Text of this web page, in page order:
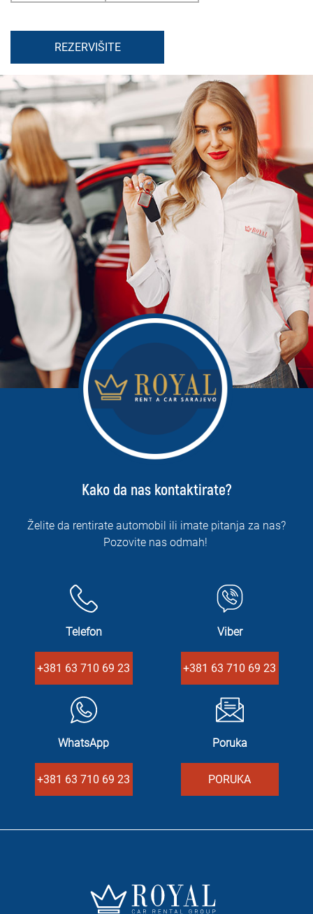
REZERVIŠITE
Kako da nas kontaktirate?
Želite da rentirate automobil ili imate pitanja za nas?
Pozovite nas odmah!
Telefon
+381 63 710 69 23
Viber
+381 63 710 69 23
WhatsApp
+381 63 710 69 23
Poruka
PORUKA